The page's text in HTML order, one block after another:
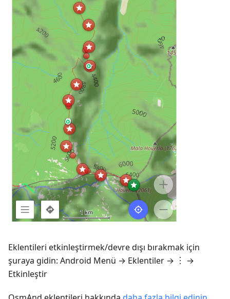
Eklentileri etkinleştirmek/devre dışı bırakmak için
şuraya gidin: Android Menü → Eklentiler → ︙ →
Etkinleştir